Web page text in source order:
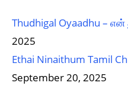
Thudhigal Oyaadhu – என்
2025
Ethai Ninaithum Tamil
September 20, 2025